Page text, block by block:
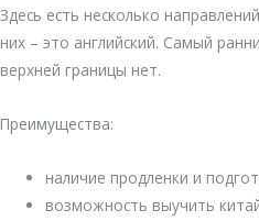
Здесь есть несколько
них – это английский. Самый
верхней границы нет.
Преимущества:
наличие продленки и
возможность выучить